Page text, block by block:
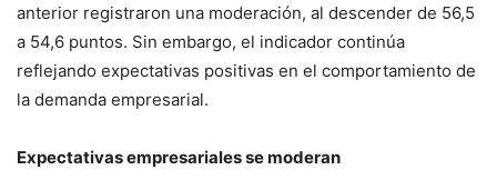
anterior registraron una moderación, al descender de 56,5
a 54,6 puntos. Sin embargo, el indicador continúa
reflejando expectativas positivas en el comportamiento de
la demanda empresarial.
Expectativas empresariales se moderan